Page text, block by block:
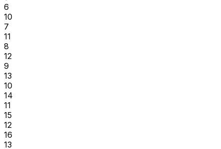
6
10
7
11
8
12
9
13
10
14
11
15
12
16
13